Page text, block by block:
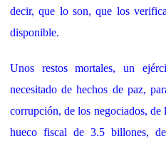
decir, que lo son, que los
disponible.
Unos restos mortales, un
necesitado de hechos de paz,
corrupción, de los negociados, de
hueco fiscal de 3.5 billones,